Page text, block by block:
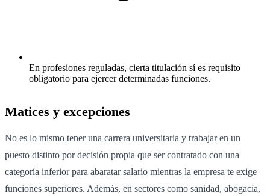
En profesiones reguladas, cierta titulación sí es requisito
obligatorio para ejercer determinadas funciones.
Matices y excepciones
No es lo mismo tener una carrera universitaria y trabajar en un
puesto distinto por decisión propia que ser contratado con una
categoría inferior para abaratar salario mientras la empresa te exige
funciones superiores. Además, en sectores como sanidad, abogacía,